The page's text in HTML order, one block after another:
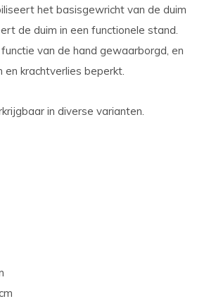
het basisgewricht van de duim
de duim in een functionele stand.
van de hand gewaarborgd, en
en krachtverlies beperkt.
in diverse varianten.